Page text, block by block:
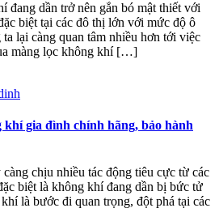
đang dần trở nên gắn bó mật thiết với
biệt tại các đô thị lớn với mức độ ô
lại càng quan tâm nhiều hơn tới việc
màng lọc không khí […]
gia đình chính hãng, bảo hành
chịu nhiều tác động tiêu cực từ các
biệt là không khí đang dần bị bức tử
là bước đi quan trọng, đột phá tại các